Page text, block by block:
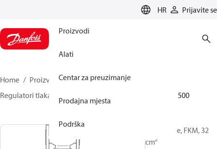
HR Prijavite se
Proizvodi
Alati
Centar za preuzimanje
Prodajna mjesta
Podrška
Home Proizvodi
Climate Solutions za grijanje
Regulatori tlaka i protoka
003G1500
Membrane, FKM, 32
cm²